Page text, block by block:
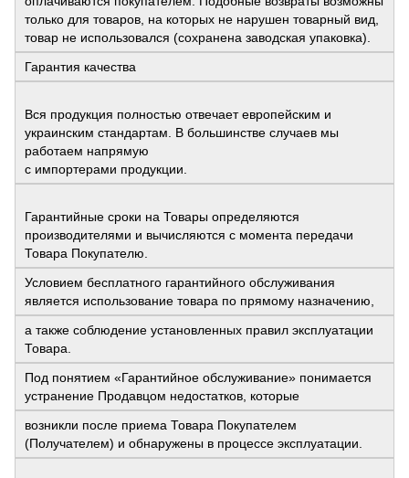
только для товаров, на которых не нарушен товарный вид,
товар не использовался (сохранена заводская упаковка).
Гарантия качества
Вся продукция полностью отвечает европейским и
украинским стандартам. В большинстве случаев мы
работаем напрямую
с импортерами продукции.
Гарантийные сроки на Товары определяются
производителями и вычисляются с момента передачи
Товара Покупателю.
Условием бесплатного гарантийного обслуживания
является использование товара по прямому назначению,
а также соблюдение установленных правил эксплуатации
Товара.
Под понятием «Гарантийное обслуживание» понимается
устранение Продавцом недостатков, которые
возникли после приема Товара Покупателем
(Получателем) и обнаружены в процессе эксплуатации.